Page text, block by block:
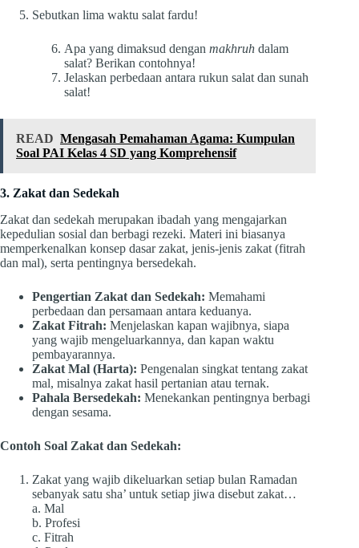
Sebutkan lima waktu salat fardu!
Apa yang dimaksud dengan makhruh dalam
salat? Berikan contohnya!
Jelaskan perbedaan antara rukun salat dan sunah
salat!
READ Mengasah Pemahaman Agama: Kumpulan
Soal PAI Kelas 4 SD yang Komprehensif
3. Zakat dan Sedekah
Zakat dan sedekah merupakan ibadah yang mengajarkan
kepedulian sosial dan berbagi rezeki. Materi ini biasanya
memperkenalkan konsep dasar zakat, jenis-jenis zakat (fitrah
dan mal), serta pentingnya bersedekah.
Pengertian Zakat dan Sedekah: Memahami
perbedaan dan persamaan antara keduanya.
Zakat Fitrah: Menjelaskan kapan wajibnya, siapa
yang wajib mengeluarkannya, dan kapan waktu
pembayarannya.
Zakat Mal (Harta): Pengenalan singkat tentang zakat
mal, misalnya zakat hasil pertanian atau ternak.
Pahala Bersedekah: Menekankan pentingnya berbagi
dengan sesama.
Contoh Soal Zakat dan Sedekah:
Zakat yang wajib dikeluarkan setiap bulan Ramadan
sebanyak satu sha’ untuk setiap jiwa disebut zakat…
a. Mal
b. Profesi
c. Fitrah